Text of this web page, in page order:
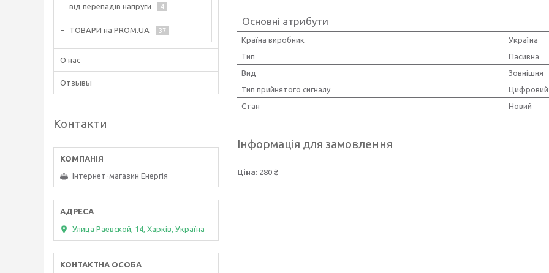
Основні атрибути
Країна виробник
Україна
Тип
Пасивна
Вид
Зовнішня
Тип прийнятого сигналу
Цифровий
Стан
Новий
Інформація для замовлення
Ціна: 280 ₴
від перепадів напруги
4
ТОВАРИ на PROM.UA 37
О нас
Отзывы
Контакти
Інтернет-магазин Енергія
Улица Раевской, 14, Харків, Україна